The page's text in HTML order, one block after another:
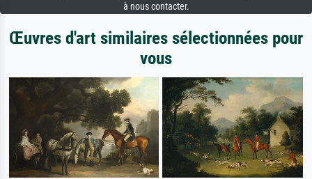
à nous contacter.
Œuvres d'art similaires sélectionnées pour
vous